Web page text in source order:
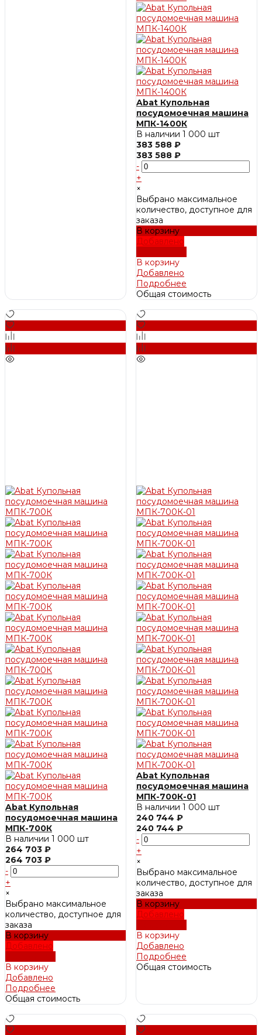
Abat Купольная
посудомоечная машина
МПК-1400К
В наличии 1 000 шт
383 588 ₽
383 588 ₽
-
+
×
Выбрано максимальное
количество, доступное для
заказа
В корзину
Добавлено
В корзину
Добавлено
Подробнее
Общая стоимость
Abat Купольная
посудомоечная машина
МПК-700К
В наличии 1 000 шт
264 703 ₽
264 703 ₽
-
+
×
Выбрано максимальное
количество, доступное для
заказа
В корзину
Добавлено
В корзину
Добавлено
Подробнее
Общая стоимость
Abat Купольная
посудомоечная машина
МПК-700К-01
В наличии 1 000 шт
240 744 ₽
240 744 ₽
-
+
×
Выбрано максимальное
количество, доступное для
заказа
В корзину
Добавлено
В корзину
Добавлено
Подробнее
Общая стоимость